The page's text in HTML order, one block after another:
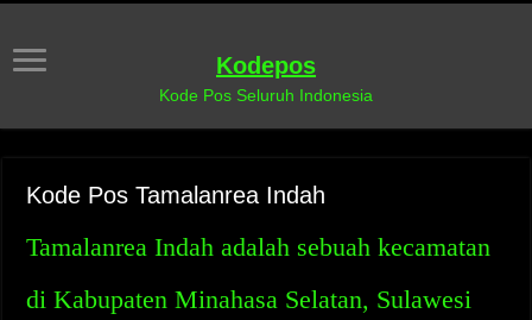
Kodepos
Kode Pos Seluruh Indonesia
Kode Pos Tamalanrea Indah
Tamalanrea Indah adalah sebuah kecamatan
di Kabupaten Minahasa Selatan, Sulawesi